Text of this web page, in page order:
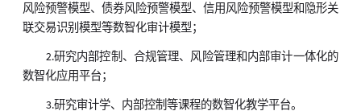
风险预警模型、债券风险预警模型、信用风险预警模型和隐形关
联交易识别模型等数智化审计模型；
2.研究内部控制、合规管理、风险管理和内部审计一体化的
数智化应用平台；
3.研究审计学、内部控制等课程的数智化教学平台。